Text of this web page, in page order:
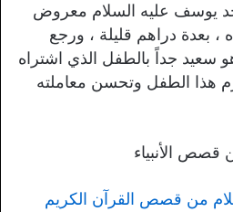
يوسف عليه السلام معروض
، بعدة دراهم قليلة ، ورجع
سعيد جداً بالطفل الذي اشتراه
هذا الطفل وتحسن معاملته
قصص الأنبياء
من قصص القرآن الكريم